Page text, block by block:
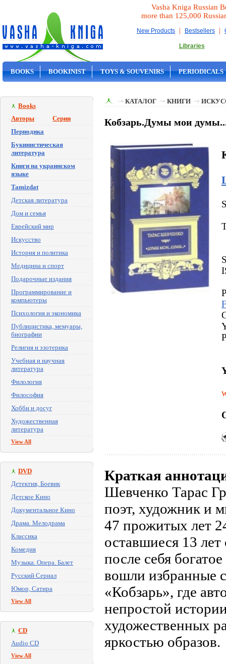
Vasha Kniga Russian
more than 125,000
New Products | Bestsellers |
Libraries
BOOKS BOOKINIST TOYS & SOUVENIRS PERIODICALS
Books
Авторы
Серии
Периодика
Букинистическая
литература
Книги на украинском
языке
Tamizdat
Детская литература
Дом и семья
Еврейский мир
Искусство
История и политика
Медицина и спорт
Подарочные издания
Программирование и
компьютеры
Психология и экономика
Публицистика, мемуары,
биографии
Религия и эзотерика
Учебная и научная
литература
Филология
Философия
Хобби и досуг
Художественная
литература
View All
DVD
Детектив, Боевик
Детское Кино
Документальное Кино
Драма. Мелодрама
Классика
Комедия
Музыка. Опера. Балет
Русский Сериал
Юмор, Сатира
View All
CD
Audio CD
View All
КАТАЛОГ КНИГИ
Кобзарь.Думы мои
Краткая
Шевченко Тарас
поэт, художник и
47 прожитых лет
оставшиеся 13
после себя
вошли избранные
«Кобзарь», где
непростой
художественных
яркостью образов.